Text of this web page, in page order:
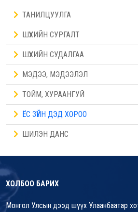
ТАНИЛЦУУЛГА
ШҮҮХИЙН СУРГАЛТ
ШҮҮХИЙН СУДАЛГАА
МЭДЭЭ, МЭДЭЭЛЭЛ
ТОЙМ, ХУРААНГУЙ
ЁС ЗҮЙН ДЭД ХОРОО
ШИЛЭН ДАНС
ХОЛБОО БАРИХ
Монгол Улсын дээд шүүх Улаанбаатар